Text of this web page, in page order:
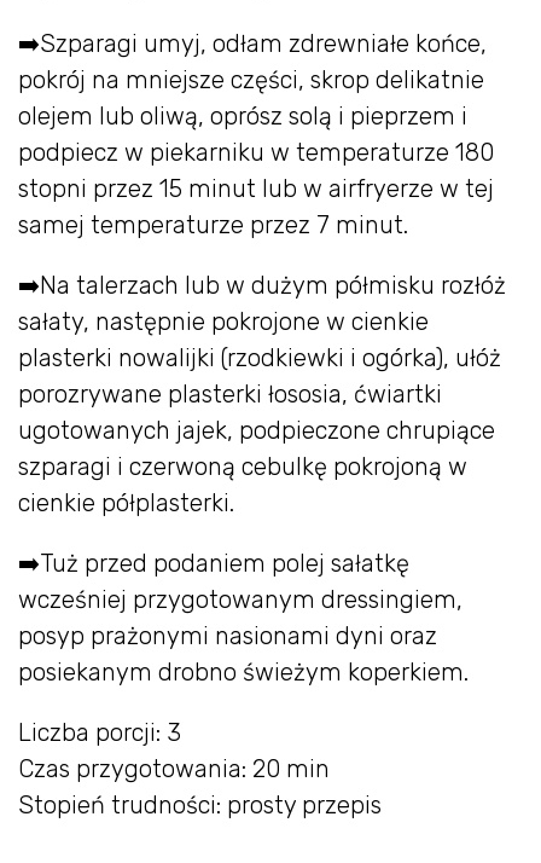
➡️Szparagi umyj, odłam zdrewniałe końce,
pokrój na mniejsze części, skrop delikatnie
olejem lub oliwą, oprósz solą i pieprzem i
podpiecz w piekarniku w temperaturze 180
stopni przez 15 minut lub w airfryerze w tej
samej temperaturze przez 7 minut.
➡️Na talerzach lub w dużym półmisku rozłóż
sałaty, następnie pokrojone w cienkie
plasterki nowalijki (rzodkiewki i ogórka), ułóż
porozrywane plasterki łososia, ćwiartki
ugotowanych jajek, podpieczone chrupiące
szparagi i czerwoną cebulkę pokrojoną w
cienkie półplasterki.
➡️Tuż przed podaniem polej sałatkę
wcześniej przygotowanym dressingiem,
posyp prażonymi nasionami dyni oraz
posiekanym drobno świeżym koperkiem.
Liczba porcji: 3
Czas przygotowania: 20 min
Stopień trudności: prosty przepis